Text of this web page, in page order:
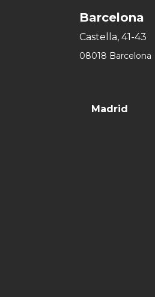
Barcelona
Castella, 41-43
08018 Barcelona
Madrid